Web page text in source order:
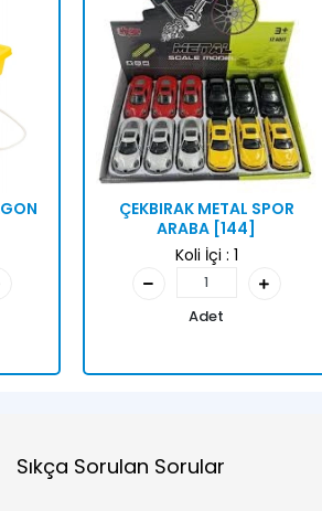
ÇEKBIRAK METAL SPOR
ARABA [144]
Koli İçi : 1
Adet
Sıkça Sorulan Sorular